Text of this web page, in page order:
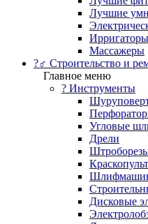
Лучшие
Ирригаторы
Массажеры
?‍♂️ Строительство и
Главное меню
?️ Инструменты
Угловые
Дрели
Дисковые